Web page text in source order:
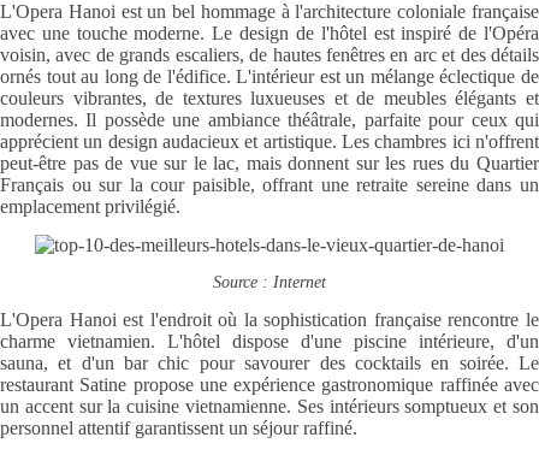
L'Opera Hanoi est un bel hommage à l'architecture coloniale française
avec une touche moderne. Le design de l'hôtel est inspiré de l'Opéra
voisin, avec de grands escaliers, de hautes fenêtres en arc et des détails
ornés tout au long de l'édifice. L'intérieur est un mélange éclectique de
couleurs vibrantes, de textures luxueuses et de meubles élégants et
modernes. Il possède une ambiance théâtrale, parfaite pour ceux qui
apprécient un design audacieux et artistique. Les chambres ici n'offrent
peut-être pas de vue sur le lac, mais donnent sur les rues du Quartier
Français ou sur la cour paisible, offrant une retraite sereine dans un
emplacement privilégié.
Source : Internet
L'Opera Hanoi est l'endroit où la sophistication française rencontre le
charme vietnamien. L'hôtel dispose d'une piscine intérieure, d'un
sauna, et d'un bar chic pour savourer des cocktails en soirée. Le
restaurant Satine propose une expérience gastronomique raffinée avec
un accent sur la cuisine vietnamienne. Ses intérieurs somptueux et son
personnel attentif garantissent un séjour raffiné.